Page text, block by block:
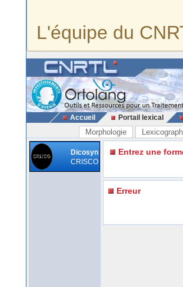
L'équipe du
Accueil Portail lexical
Morphologie
Dicosyn
CRISCO
Entrez une
Erreur